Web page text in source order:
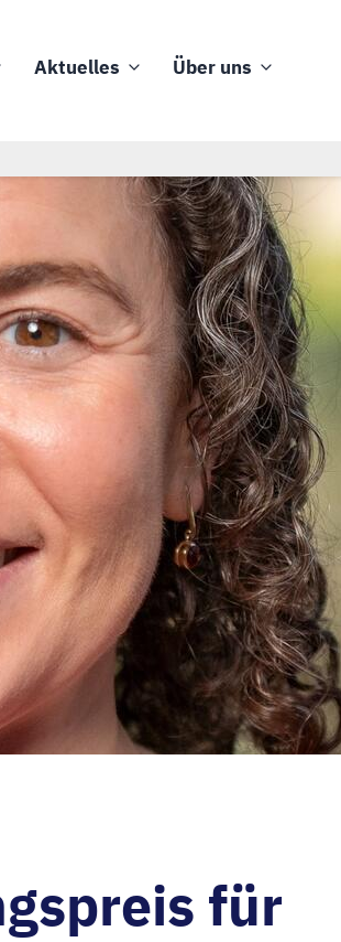
Aktuelles Über uns
für